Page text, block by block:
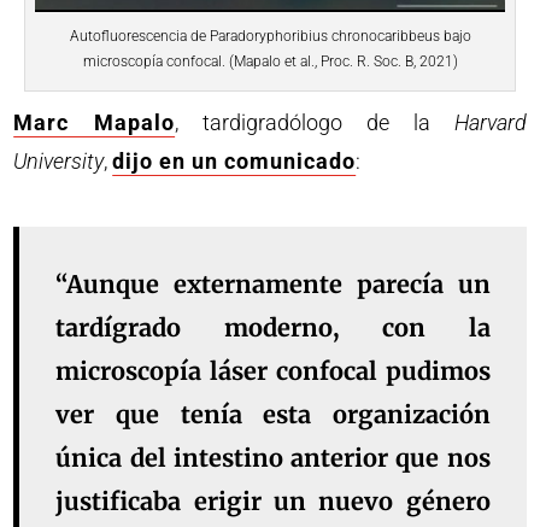
Autofluorescencia de Paradoryphoribius chronocaribbeus bajo
microscopía confocal. (Mapalo et al., Proc. R. Soc. B, 2021)
Marc Mapalo, tardigradólogo de la Harvard
University,dijo en un comunicado:
“Aunque externamente parecía un
tardígrado moderno, con la
microscopía láser confocal pudimos
ver que tenía esta organización
única del intestino anterior que nos
justificaba erigir un nuevo género